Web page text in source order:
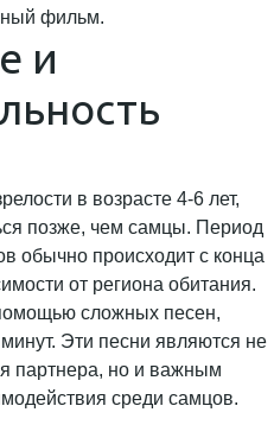
фильм.
и
в возрасте 4-6 лет,
позже, чем самцы. Период
обычно происходит с конца
от региона обитания.
сложных песен,
Эти песни являются не
партнера, но и важным
среди самцов.